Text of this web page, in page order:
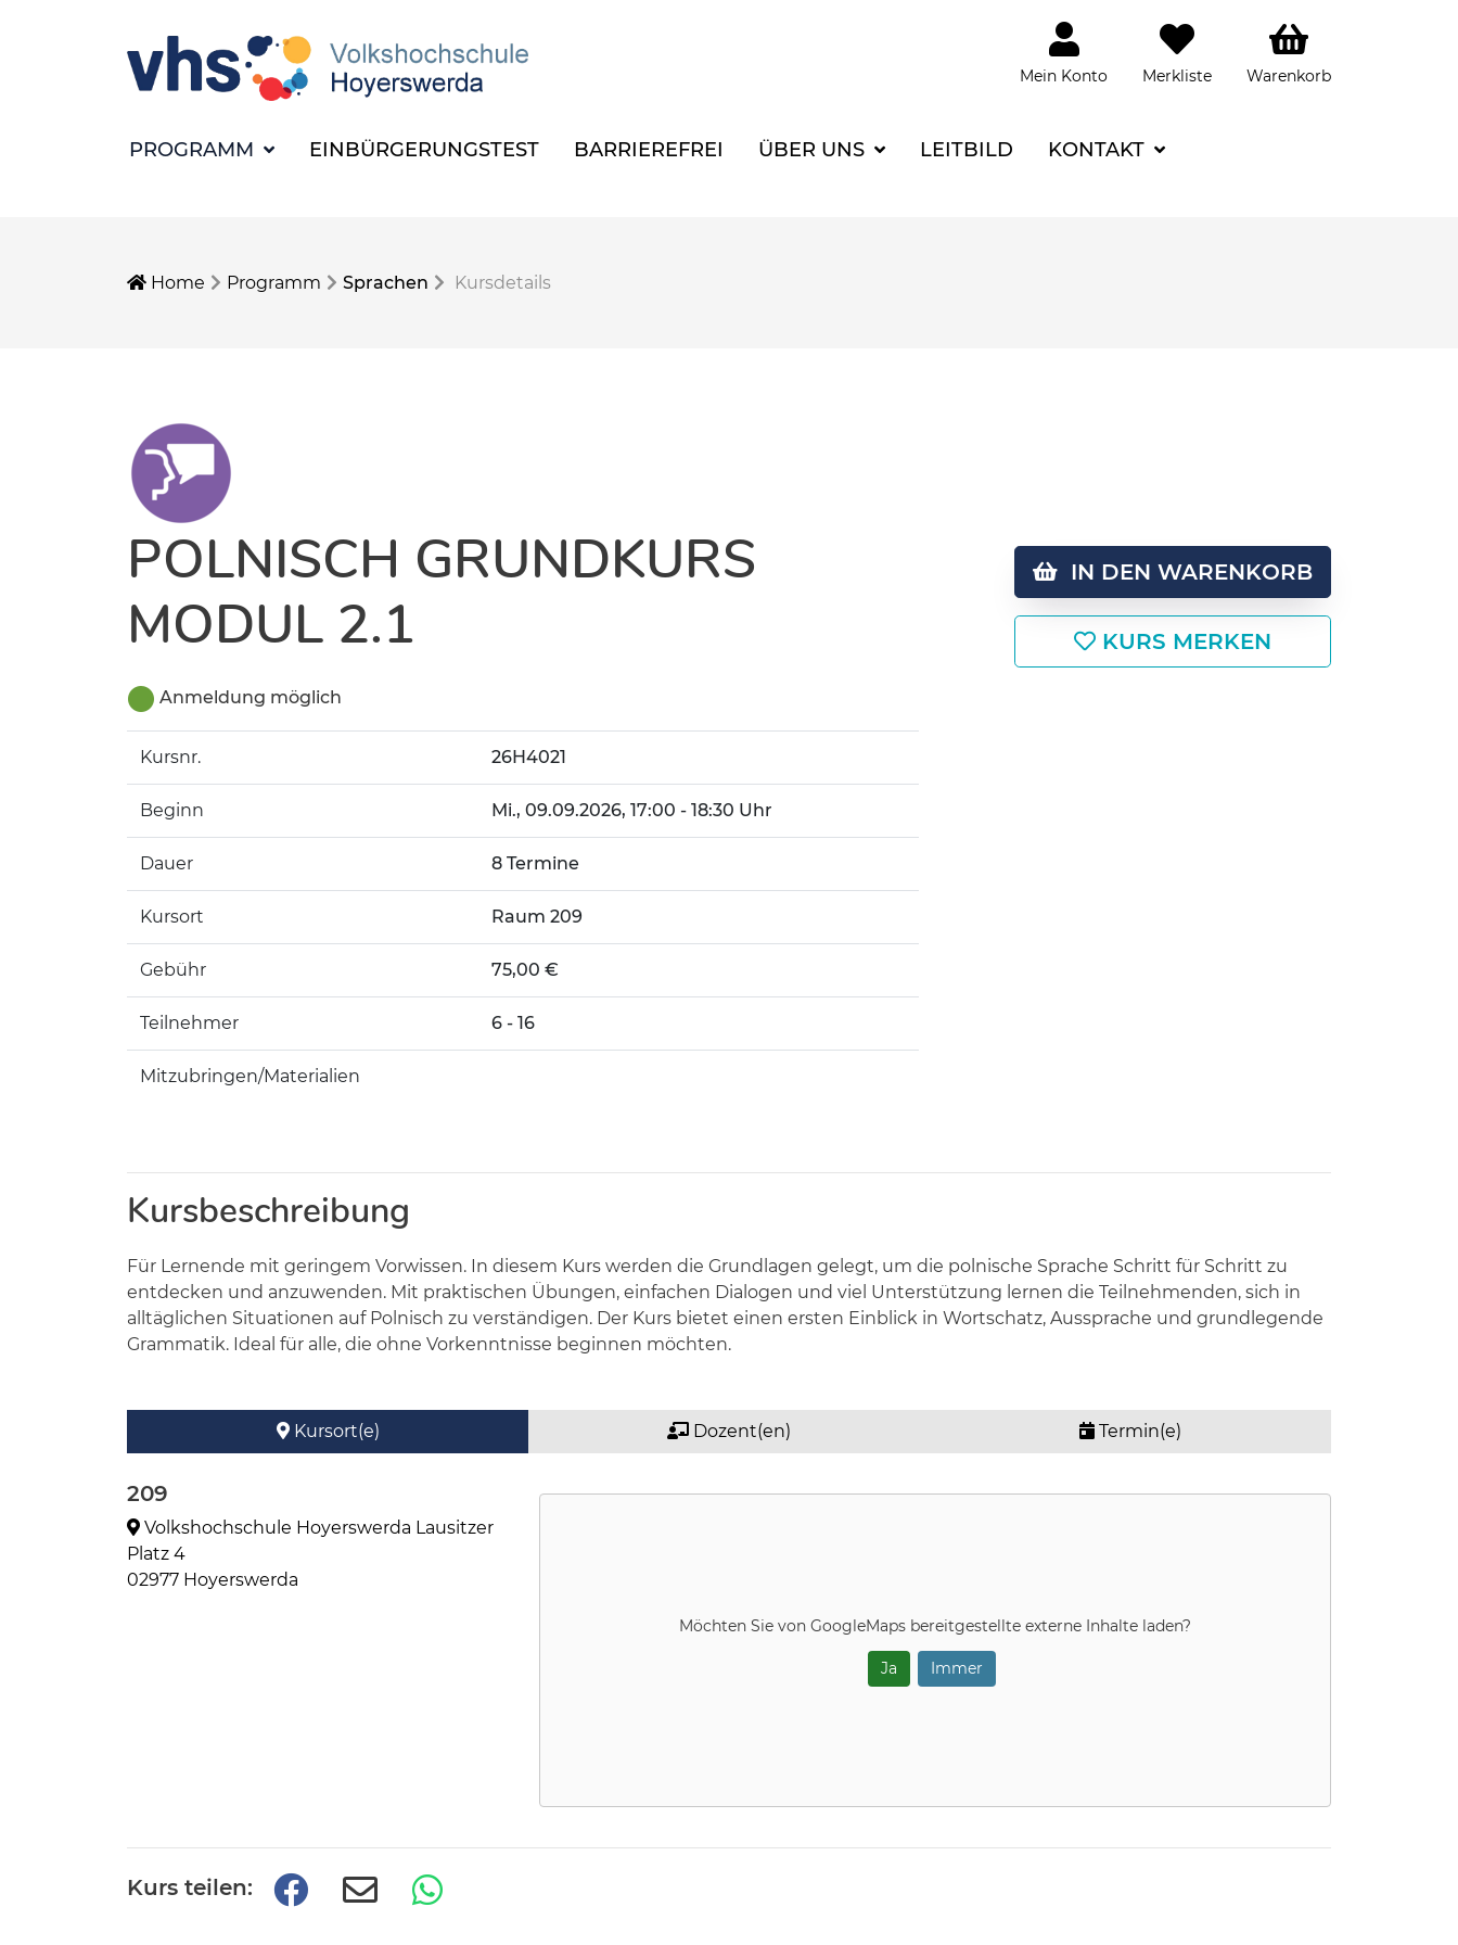
Mein Konto Merkliste Warenkorb
PROGRAMM EINBÜRGERUNGSTEST BARRIEREFREI ÜBER UNS LEITBILD KONTAKT
Home Programm Sprachen Kursdetails
POLNISCH GRUNDKURS
MODUL 2.1
Anmeldung möglich
Kursnr. 26H4021
Beginn Mi., 09.09.2026, 17:00 - 18:30 Uhr
Dauer 8 Termine
Kursort Raum 209
Gebühr 75,00 €
Teilnehmer 6 - 16
Mitzubringen/Materialien
IN DEN WARENKORB
KURS MERKEN
Kursbeschreibung
Für Lernende mit geringem Vorwissen. In diesem Kurs werden die Grundlagen gelegt, um die polnische Sprache Schritt für Schritt zu
entdecken und anzuwenden. Mit praktischen Übungen, einfachen Dialogen und viel Unterstützung lernen die Teilnehmenden, sich in
alltäglichen Situationen auf Polnisch zu verständigen. Der Kurs bietet einen ersten Einblick in Wortschatz, Aussprache und grundlegende
Grammatik. Ideal für alle, die ohne Vorkenntnisse beginnen möchten.
Kursort(e) Dozent(en) Termin(e)
209
Volkshochschule Hoyerswerda Lausitzer
Platz 4
02977 Hoyerswerda
Möchten Sie von GoogleMaps bereitgestellte externe Inhalte laden?
Ja Immer
Kurs teilen: